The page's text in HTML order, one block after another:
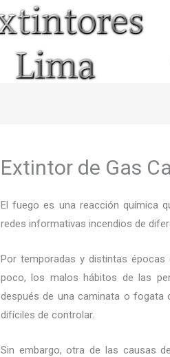
Extintor de Gas
El fuego es una reacción química
redes informativas incendios de
Por temporadas y distintas
poco, los malos hábitos de las
después de una caminata o fogata
difíciles de controlar.
Sin embargo, otra de las causas